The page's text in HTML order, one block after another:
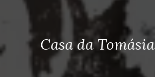
Casa da Tomásia